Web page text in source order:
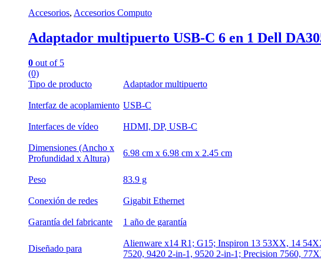
Accesorios, Accesorios Computo
Adaptador multipuerto USB-C 6 en 1 Dell
0 out of 5
(0)
Tipo de producto
Adaptador multipuerto
Interfaz de acoplamiento USB-C
Interfaces de vídeo HDMI, DP, USB-C
Dimensiones (Ancho x
Profundidad x Altura)
6.98 cm x 6.98 cm x 2.45 cm
Peso 83.9 g
Conexión de redes Gigabit Ethernet
Garantía del fabricante 1 año de garantía
Diseñado para
Alienware x14 R1; G15; Inspiron 13 53XX, 14
7520, 9420 2-in-1, 9520 2-in-1; Precision 7560,